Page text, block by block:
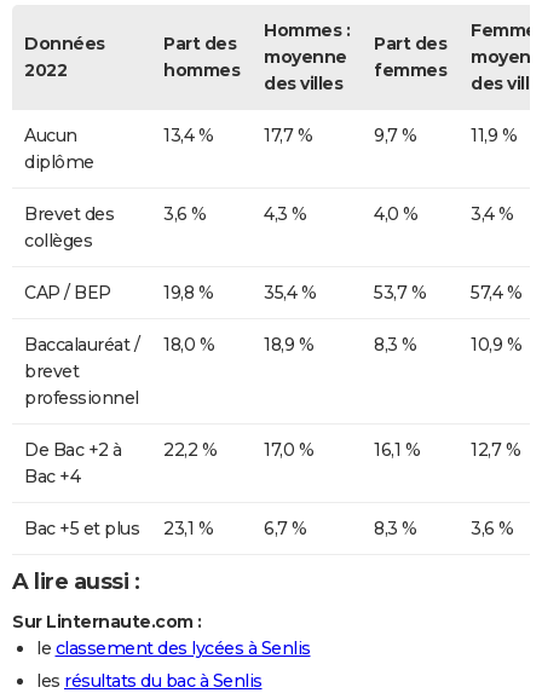
Données
2022
Part des
hommes
Hommes :
moyenne
des villes
Part des
femmes
des
Aucun
diplôme
13,4 % 17,7 % 9,7 % 11,9 %
Brevet des
collèges
3,6 % 4,3 % 4,0 % 3,4 %
CAP / BEP 19,8 % 35,4 % 53,7 % 57,4 %
Baccalauréat /
brevet
professionnel
18,0 % 18,9 % 8,3 % 10,9 %
De Bac +2 à
Bac +4
22,2 % 17,0 % 16,1 % 12,7 %
Bac +5 et plus 23,1 % 6,7 % 8,3 % 3,6 %
A lire aussi :
Sur Linternaute.com :
le classement des lycées à Senlis
les résultats du bac à Senlis